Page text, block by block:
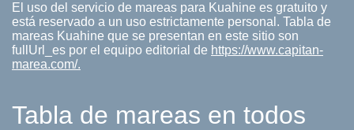
El uso del servicio de mareas para Kuahine es gratuito y
está reservado a un uso estrictamente personal. Tabla de
mareas Kuahine que se presentan en este sitio son
fullUrl_es por el equipo editorial de https://www.capitan-
marea.com/.
Tabla de mareas en todos